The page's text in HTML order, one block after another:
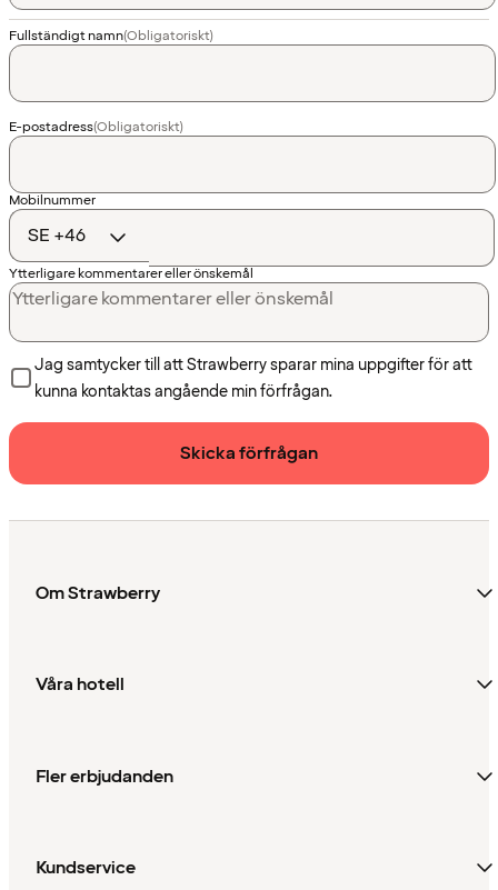
Fullständigt namn(Obligatoriskt)
E-postadress(Obligatoriskt)
Landskod
Mobilnummer
Ytterligare kommentarer eller önskemål
Jag samtycker till att Strawberry sparar mina uppgifter för att
kunna kontaktas angående min förfrågan.
Skicka förfrågan
Om Strawberry
Våra hotell
Fler erbjudanden
Kundservice